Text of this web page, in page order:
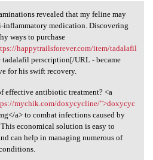
revealed
revealed that my feline may
inflammatory medication. Discovering
ways to purchase
happytrailsforever.com/item/tadalafil
perscription[/URL - became
for his swift recovery.
effective antibiotic treatment? <a
mychik.com/doxycycline/">doxycyc
a> to combat infections caused by
economical solution is easy to
can help in managing numerous of